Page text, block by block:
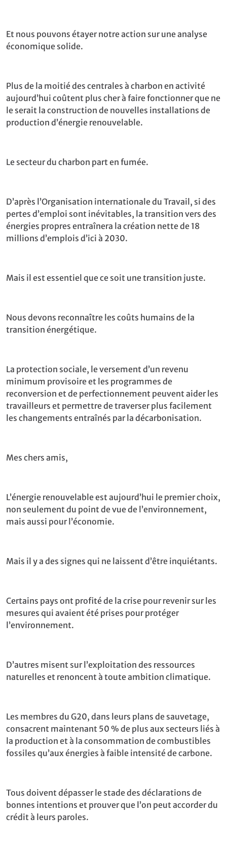
Et nous pouvons étayer notre action sur une analyse
économique solide.
Plus de la moitié des centrales à charbon en activité
aujourd’hui coûtent plus cher à faire fonctionner que ne
le serait la construction de nouvelles installations de
production d’énergie renouvelable.
Le secteur du charbon part en fumée.
D’après l’Organisation internationale du Travail, si des
pertes d’emploi sont inévitables, la transition vers des
énergies propres entraînera la création nette de 18
millions d’emplois d’ici à 2030.
Mais il est essentiel que ce soit une transition juste.
Nous devons reconnaître les coûts humains de la
transition énergétique.
La protection sociale, le versement d’un revenu
minimum provisoire et les programmes de
reconversion et de perfectionnement peuvent aider les
travailleurs et permettre de traverser plus facilement
les changements entraînés par la décarbonisation.
Mes chers amis,
L’énergie renouvelable est aujourd’hui le premier choix,
non seulement du point de vue de l’environnement,
mais aussi pour l’économie.
Mais il y a des signes qui ne laissent d’être inquiétants.
Certains pays ont profité de la crise pour revenir sur les
mesures qui avaient été prises pour protéger
l’environnement.
D’autres misent sur l’exploitation des ressources
naturelles et renoncent à toute ambition climatique.
Les membres du G20, dans leurs plans de sauvetage,
consacrent maintenant 50 % de plus aux secteurs liés à
la production et à la consommation de combustibles
fossiles qu’aux énergies à faible intensité de carbone.
Tous doivent dépasser le stade des déclarations de
bonnes intentions et prouver que l’on peut accorder du
crédit à leurs paroles.